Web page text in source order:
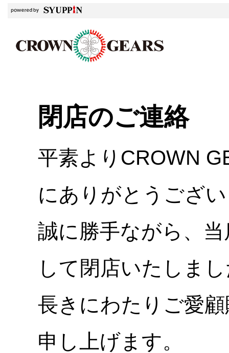
閉店のご連絡
平素よりCROWN
にありがとうござ
誠に勝手ながら、
して閉店いたしま
長きにわたりご愛
申し上げます。